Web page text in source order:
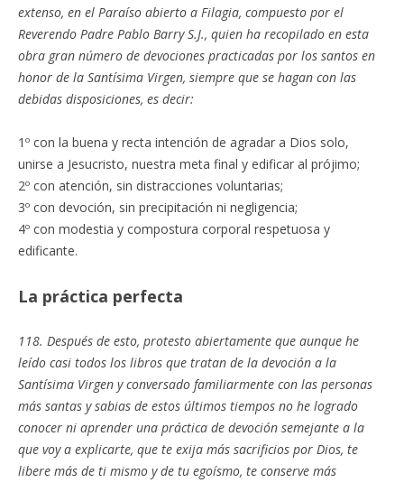
extenso, en el Paraíso abierto a Filagia, compuesto por el
Reverendo Padre Pablo Barry S.J., quien ha recopilado en esta
obra gran número de devociones practicadas por los santos en
honor de la Santísima Virgen, siempre que se hagan con las
debidas disposiciones, es decir:
1º con la buena y recta intención de agradar a Dios solo,
unirse a Jesucristo, nuestra meta final y edificar al prójimo;
2º con atención, sin distracciones voluntarias;
3º con devoción, sin precipitación ni negligencia;
4º con modestia y compostura corporal respetuosa y
edificante.
La práctica perfecta
118. Después de esto, protesto abiertamente que aunque he
leído casi todos los libros que tratan de la devoción a la
Santísima Virgen y conversado familiarmente con las personas
más santas y sabias de estos últimos tiempos no he logrado
conocer ni aprender una práctica de devoción semejante a la
que voy a explicarte, que te exija más sacrificios por Dios, te
libere más de ti mismo y de tu egoísmo, te conserve más